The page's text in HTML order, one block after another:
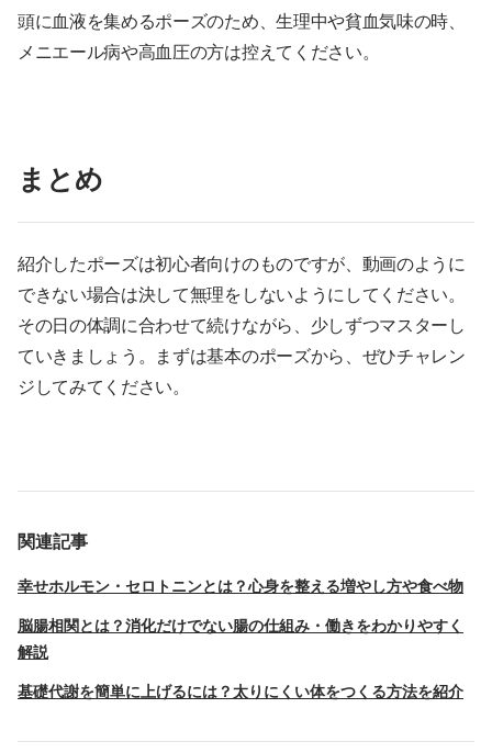
頭に血液を集めるポーズのため、生理中や貧血気味の時、
メニエール病や高血圧の方は控えてください。
まとめ
紹介したポーズは初心者向けのものですが、動画のように
できない場合は決して無理をしないようにしてください。
その日の体調に合わせて続けながら、少しずつマスターし
ていきましょう。まずは基本のポーズから、ぜひチャレン
ジしてみてください。
関連記事
幸せホルモン・セロトニンとは？心身を整える増やし方や食べ物
脳腸相関とは？消化だけでない腸の仕組み・働きをわかりやすく
解説
基礎代謝を簡単に上げるには？太りにくい体をつくる方法を紹介